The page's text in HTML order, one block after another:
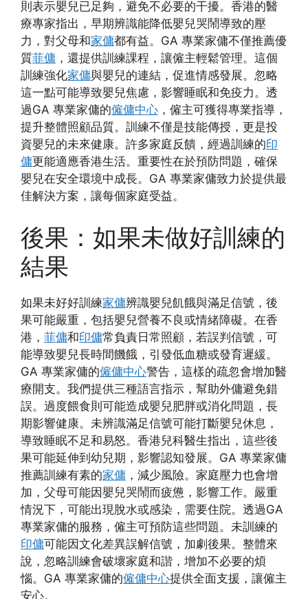
則表示嬰兒已足夠，避免不必要的干擾。香港的醫
療專家指出，早期辨識能降低嬰兒哭鬧導致的壓
力，對父母和家傭都有益。GA 專業家傭不僅推薦優
質菲傭 ，還提供訓練課程，讓僱主輕鬆管理。這個
訓練強化家傭與嬰兒的連結，促進情感發展。忽略
這一點可能導致嬰兒焦慮，影響睡眠和免疫力。透
過GA 專業家傭的僱傭中心 ，僱主可獲得專業指導，
提升整體照顧品質。訓練不僅是技能傳授，更是投
資嬰兒的未來健康。許多家庭反饋，經過訓練的印
傭更能適應香港生活。重要性在於預防問題，確保
嬰兒在安全環境中成長。GA 專業家傭致力於提供最
佳解決方案，讓每個家庭受益。
後果：如果未做好訓練的
結果
如果未好好訓練家傭辨識嬰兒飢餓與滿足信號，後
果可能嚴重，包括嬰兒營養不良或情緒障礙。在香
港， 菲傭和印傭常負責日常照顧，若誤判信號，可
能導致嬰兒長時間饑餓，引發低血糖或發育遲緩。
GA 專業家傭的僱傭中心警告，這樣的疏忽會增加醫
療開支。我們提供三種語言指示，幫助外傭避免錯
誤。過度餵食則可能造成嬰兒肥胖或消化問題，長
期影響健康。未辨識滿足信號可能打斷嬰兒休息，
導致睡眠不足和易怒。香港兒科醫生指出，這些後
果可能延伸到幼兒期，影響認知發展。GA 專業家傭
推薦訓練有素的家傭 ，減少風險。家庭壓力也會增
加，父母可能因嬰兒哭鬧而疲憊，影響工作。嚴重
情況下，可能出現脫水或感染，需要住院。透過GA
專業家傭的服務，僱主可預防這些問題。未訓練的
印傭可能因文化差異誤解信號，加劇後果。整體來
說，忽略訓練會破壞家庭和諧，增加不必要的煩
惱。GA 專業家傭的僱傭中心提供全面支援，讓僱主
安心。